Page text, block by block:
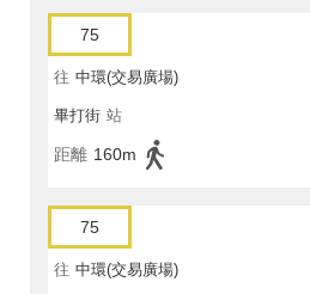
75
往 中環(交易廣場)
畢打街 站
距離 160m
75
往 中環(交易廣場)